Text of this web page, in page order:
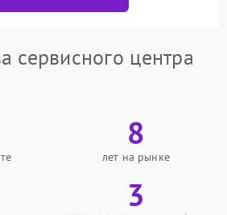
сервисного центра
8
лет на рынке
3